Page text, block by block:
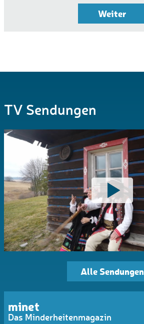
Weiter
TV Sendungen
Alle Sendungen
minet
Das Minderheitenmagazin